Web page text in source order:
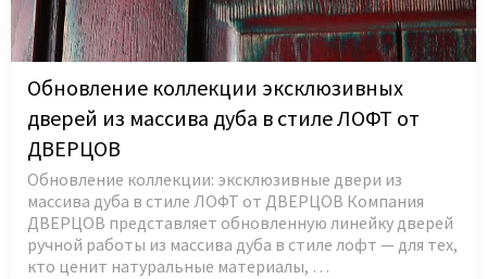
Обновление коллекции эксклюзивных
дверей из массива дуба в стиле ЛОФТ от
ДВЕРЦОВ
Обновление коллекции: эксклюзивные двери из
массива дуба в стиле ЛОФТ от ДВЕРЦОВ Компания
ДВЕРЦОВ представляет обновленную линейку дверей
ручной работы из массива дуба в стиле лофт — для тех,
кто ценит натуральные материалы, …